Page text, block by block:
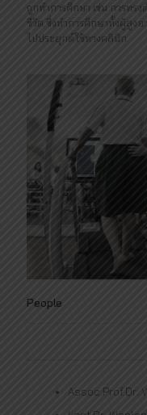
ถูกทำการศึกษา เช่น การทร
ชีวิต ซึ่งทำการศึกษาทั้งผู้สูง
ไปประยุกต์ใช้ทางคลินิก
People
Assoc.Prof.Dr.